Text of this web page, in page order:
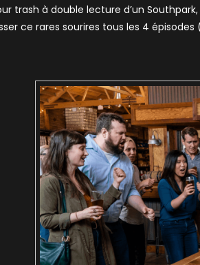
trash à double lecture d’un
ce rares sourires tous les 4 épisodes